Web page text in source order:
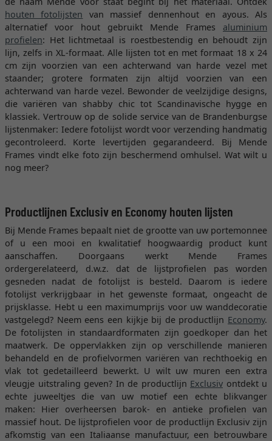
houten fotolijsten van massief dennenhout en ayous. Als
alternatief voor hout gebruikt Mende Frames aluminium
profielen: Het lichtmetaal is roestbestendig en behoudt zijn
lijn, zelfs in XL-formaat. Alle lijsten tot en met formaat 18 x 24
cm zijn voorzien van een achterwand van harde vezel met
staander; grotere formaten zijn altijd voorzien van een
achterwand van harde vezel. Bewonder de veelzijdige designs,
die variëren van shabby chic tot Scandinavische hygge en
klassiek. Vertrouw op de solide service van de Brandenburgse
lijstenmaker: Iedere fotolijst wordt voor verzending handmatig
gecontroleerd. Korte levertijden gegarandeerd. Bij Mende
Frames vindt elke foto zijn beschermend omhulsel. Wat wilt u
nog meer?
Productlijnen Exclusiv en Economy houten lijsten
Bij Mende Frames bepaalt niet de grootte van uw portemonnee
of u een mooi en kwalitatief hoogwaardig product kunt
aanschaffen. Doorgaans werkt Mende Frames
ordergerelateerd, d.w.z. dat de lijstprofielen pas worden
gesneden nadat de fotolijst is besteld. Daarom is iedere
fotolijst verkrijgbaar in het gewenste formaat, ongeacht de
prijsklasse. Hebt u een maximumprijs voor uw wanddecoratie
vastgelegd? Neem eens een kijkje bij de productlijn Economy.
De fotolijsten in standaardformaten zijn goedkoper dan het
maatwerk. De oppervlakken zijn op verschillende manieren
behandeld en de profielvormen variëren van rechthoekig en
vlak tot gedetailleerd bewerkt. U wilt uw muren een extra
vleugje uitstraling geven? In de productlijn Exclusiv ontdekt u
echte juweeltjes die van uw motief een echte blikvanger
maken: Hier overheersen barok- en antieke profielen van
massief hout. De lijstprofielen voor de productlijn Exclusiv zijn
afkomstig van een Italiaanse manufactuur, een betrouwbare